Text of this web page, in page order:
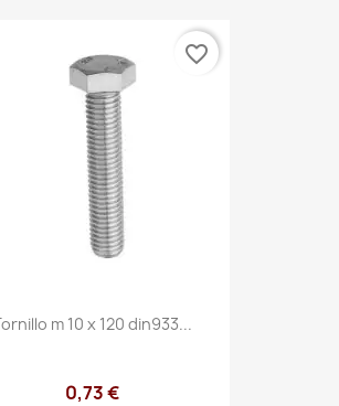
m 10 x 120 din933...
0,73 €
favorite_border